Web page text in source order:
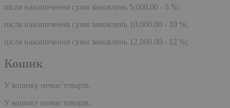
після накопичення суми замовлень 5,000.00 - 5 %;
після накопичення суми замовлень 10,000.00 - 10 %;
після накопичення суми замовлень 12,000.00 - 12 %;
Кошик
У кошику немає товарів.
У кошику немає товарів.